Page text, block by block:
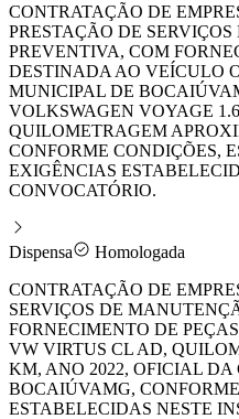
CONTRATAÇÃO DE
PRESTAÇÃO DE
PREVENTIVA, COM
DESTINADA AO VEÍCULO
MUNICIPAL DE
VOLKSWAGEN VOYAGE
QUILOMETRAGEM
CONFORME CONDIÇÕES,
EXIGÊNCIAS
CONVOCATÓRIO.
Dispensa
Homologada
CONTRATAÇÃO DE
SERVIÇOS DE
FORNECIMENTO DE
VW VIRTUS CL AD,
KM, ANO 2022, OFICIAL
BOCAIÚVAMG,
ESTABELECIDAS NESTE